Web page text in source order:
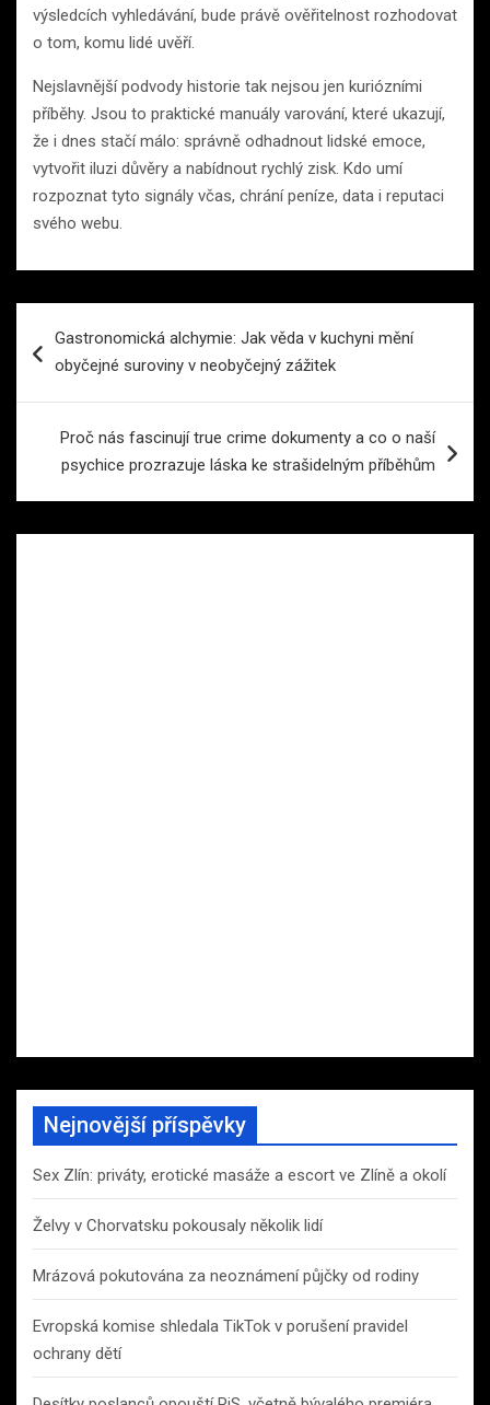
výsledcích vyhledávání, bude právě ověřitelnost rozhodovat
o tom, komu lidé uvěří.
Nejslavnější podvody historie tak nejsou jen kuriózními
příběhy. Jsou to praktické manuály varování, které ukazují,
že i dnes stačí málo: správně odhadnout lidské emoce,
vytvořit iluzi důvěry a nabídnout rychlý zisk. Kdo umí
rozpoznat tyto signály včas, chrání peníze, data i reputaci
svého webu.
proGastronomická alchymie: Jak věda v kuchyni mění
obyčejné suroviny v neobyčejný zážitek
Proč nás fascinují true crime dokumenty a co o naší
psychice prozrazuje láska ke strašidelným příběhům
Nejnovější příspěvky
Sex Zlín: priváty, erotické masáže a escort ve Zlíně a okolí
Želvy v Chorvatsku pokousaly několik lidí
Mrázová pokutována za neoznámení půjčky od rodiny
Evropská komise shledala TikTok v porušení pravidel
ochrany dětí